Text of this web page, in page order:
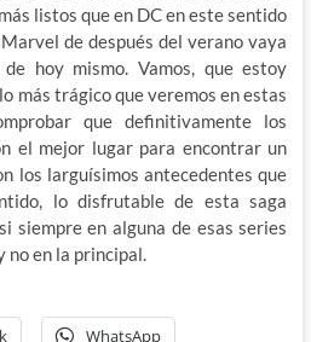
listos que en DC en este sentido
de después del verano vaya
hoy mismo. Vamos, que estoy
más trágico que veremos en estas
que definitivamente los
el mejor lugar para encontrar un
los larguísimos antecedentes que
lo disfrutable de esta saga
siempre en alguna de esas series
no en la principal.
WhatsApp